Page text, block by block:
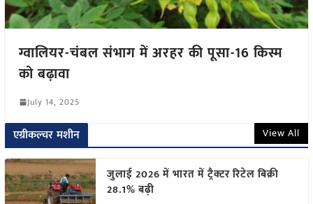
ग्वालियर-चंबल संभाग में अरहर की पूसा-16 किस्म
को बढ़ावा
July 14, 2025
एग्रीकल्चर मशीन View All
जुलाई 2026 में भारत में ट्रैक्टर रिटेल बिक्री
28.1% बढ़ी